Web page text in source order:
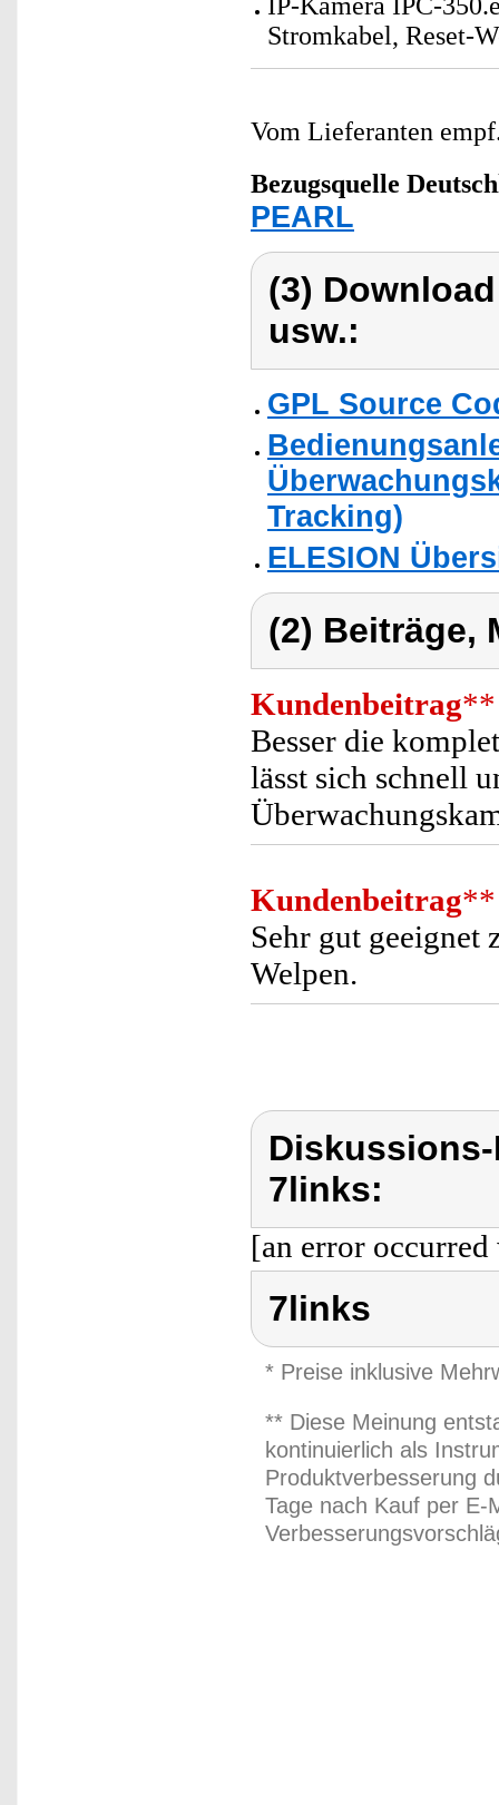
Stromkabel, Reset-
Vom Lieferanten
Bezugsquelle
PEARL
(3)
usw.:
GPL Source
Tracking)
ELESION
(2) Beiträge,
Kundenbeitrag**
Besser die
lässt sich schnell
Kundenbeitrag**
Sehr gut
Welpen.
7links:
[an error
7links
* Preise inklusive
** Diese Meinung
kontinuierlich als
Produktverbesserung
Tage nach Kauf per E-